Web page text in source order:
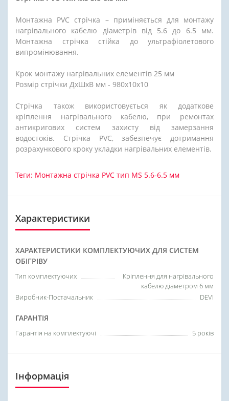
Монтажна PVC стрічка – приміняється для монтажу
нагрівального кабелю діаметрів від 5.6 до 6.5 мм.
Монтажна стрічка стійка до ультрафіолетового
випромінювання.
Крок монтажу нагрівальних елементів 25 мм
Розмір стрічки ДхШхВ мм - 980х10х10
Стрічка також використовується як додаткове
кріплення нагрівального кабелю, при ремонтах
антикригових систем захисту від замерзання
водостоків. Стрічка PVC, забезпечує дотримання
розрахункового кроку укладки нагрівальних елементів.
Теги: Монтажна стрічка PVC тип MS 5.6-6.5 мм
Характеристики
ХАРАКТЕРИСТИКИ КОМПЛЕКТУЮЧИХ ДЛЯ СИСТЕМ
ОБІГРІВУ
Тип комплектуючих
Кріплення для нагрівального
кабелю діаметром 6 мм
Виробник-Постачальник
DEVI
ГАРАНТІЯ
Гарантія на комплектуючі 5 років
Інформація